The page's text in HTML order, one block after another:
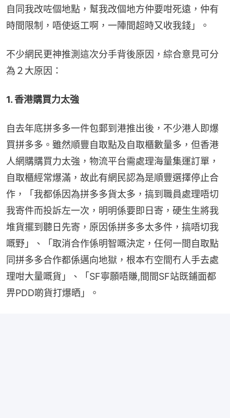
自同我改咗個地點，幫我改個地方仲要咁死遠，仲有
時間限制，唔使返工啊，一陣間超時又收我錢」。
不少網民更神推測這次分手背後原因，綜合意見可分
為２大原因：
1. 香港購買力太強
自去年底拼多多一件包郵到港推出後，不少港人即爆
買拼多多。雖然順豐自取點及自取櫃數量多，但香港
人網購購買力太強，物流平台需處理海量集運訂單，
自取櫃經常爆滿，故此有網民認為是順豐選擇停止合
作，「我都係因為拼多多貨太多，搞到職員處理唔切
我寄件而投訴左一次，明明係要即日寄，硬生生將我
堆貨擺到聽日先寄，原因係拼多多太多件，搞唔切我
嘅野」、「取消合作係明智嘅決定，任何一間自取點
同拼多多合作都係邁向地獄，根本冇空間冇人手去處
理咁大量嘅貨」、「SF寧願唔賺,間間SF站既鋪面都
畀PDD啲貨打爆晒」。